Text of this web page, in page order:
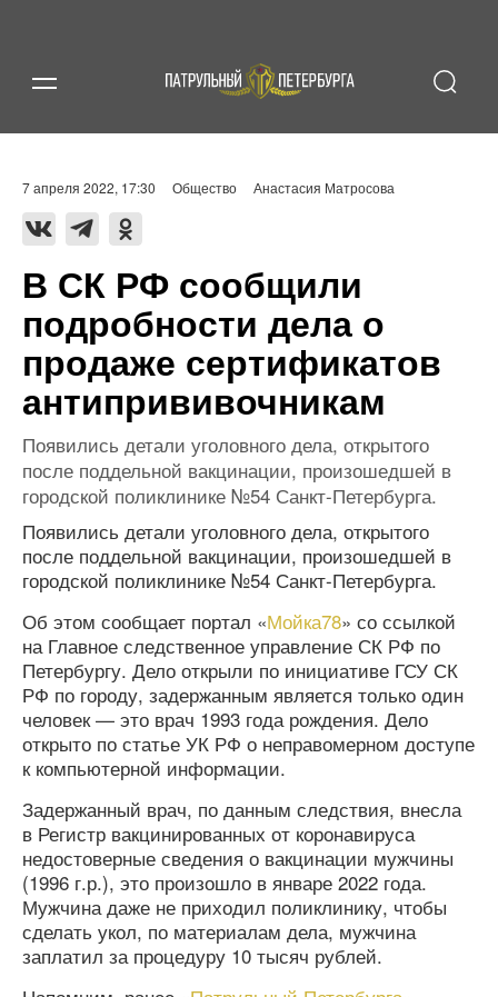
7 апреля 2022, 17:30 Общество Анастасия Матросова
В СК РФ сообщили
подробности дела о
продаже сертификатов
антипрививочникам
Появились детали уголовного дела, открытого
после поддельной вакцинации, произошедшей в
городской поликлинике №54 Санкт-Петербурга.
Появились детали уголовного дела, открытого
после поддельной вакцинации, произошедшей в
городской поликлинике №54 Санкт-Петербурга.
Об этом сообщает портал «Мойка78» со ссылкой
на Главное следственное управление СК РФ по
Петербургу. Дело открыли по инициативе ГСУ СК
РФ по городу, задержанным является только один
человек — это врач 1993 года рождения. Дело
открыто по статье УК РФ о неправомерном доступе
к компьютерной информации.
Задержанный врач, по данным следствия, внесла
в Регистр вакцинированных от коронавируса
недостоверные сведения о вакцинации мужчины
(1996 г.р.), это произошло в январе 2022 года.
Мужчина даже не приходил поликлинику, чтобы
сделать укол, по материалам дела, мужчина
заплатил за процедуру 10 тысяч рублей.